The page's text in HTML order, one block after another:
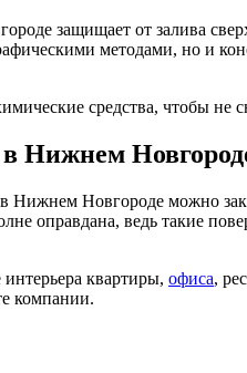
защищает от залива
методами, но и
средства, чтобы не
Нижнем
Нижнем Новгороде можно
оправдана, ведь такие
квартиры, офиса,
компании.